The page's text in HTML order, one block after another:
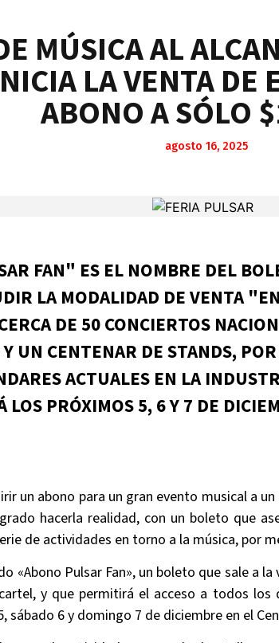
MÚSICA AL
LA VENTA DE
ABONO A SÓLO
agosto 16, 2025
FAN" ES EL NOMBRE DEL
LA MODALIDAD DE VENTA
DE 50 CONCIERTOS
UN CENTENAR DE STANDS,
ACTUALES EN LA
LOS PRÓXIMOS 5, 6 Y 7 DE
un abono para un gran evento musical a
hacerla realidad, con un boleto que
de actividades en torno a la música, por
«Abono Pulsar Fan», un boleto que sale a
y que permitirá el acceso a todos los
sábado 6 y domingo 7 de diciembre en el